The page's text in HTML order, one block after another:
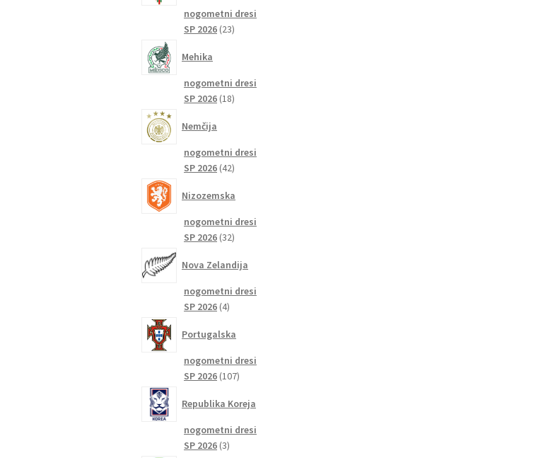
nogometni dresi
SP 2026 2323
Mehika
nogometni dresi
SP 2026 1818
Nemčija
nogometni dresi
SP 2026 4242
Nizozemska
nogometni dresi
SP 2026 3232
Nova Zelandija
nogometni dresi
SP 2026 44
Portugalska
nogometni dresi
SP 2026 107107
Republika Koreja
nogometni dresi
SP 2026 33